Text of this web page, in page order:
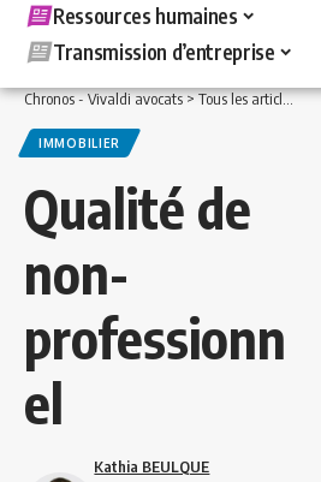
Ressources humaines
Transmission d’entreprise
Chronos - Vivaldi avocats>Tous les articles >
IMMOBILIER
Qualité de
non-
professionn
el
Kathia BEULQUE